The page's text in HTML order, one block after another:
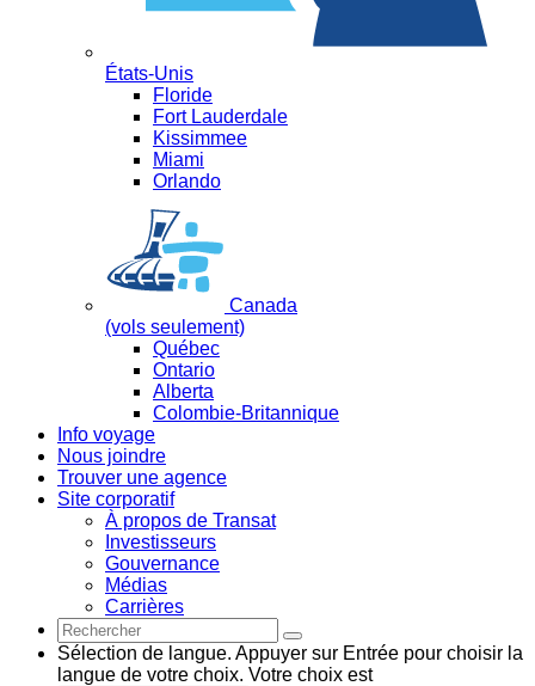
États-Unis
Floride
Fort Lauderdale
Kissimmee
Miami
Orlando
Canada
(vols seulement)
Québec
Ontario
Alberta
Colombie-Britannique
Info voyage
Nous joindre
Trouver une agence
Site corporatif
À propos de Transat
Investisseurs
Gouvernance
Médias
Carrières
Sélection de langue. Appuyer sur Entrée pour choisir la
langue de votre choix. Votre choix est